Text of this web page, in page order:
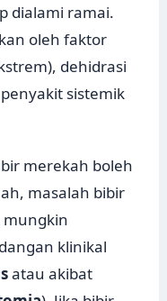
dialami ramai.
oleh faktor
dehidrasi
sistemik
merekah boleh
masalah bibir
mungkin
klinikal
atau akibat